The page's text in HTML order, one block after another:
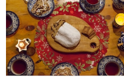
トインコーナーでパンを
部屋に遊びにきたような